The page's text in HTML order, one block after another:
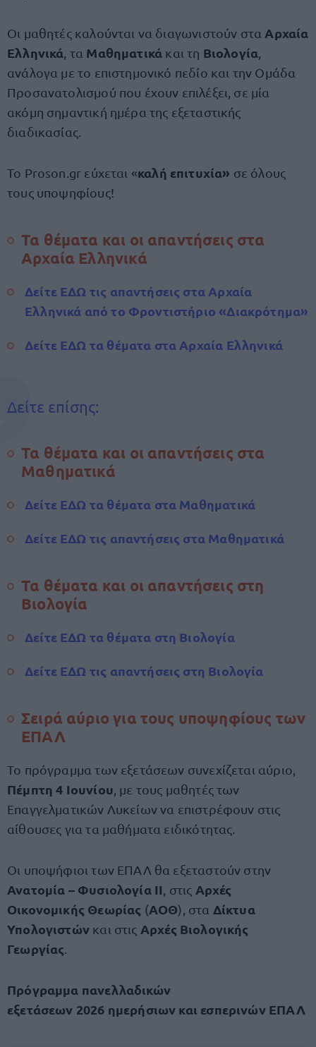
Οι μαθητές καλούνται να διαγωνιστούν στα Αρχαία
Ελληνικά , τα Μαθηματικά και τη Βιολογία
ανάλογα με το επιστημονικό πεδίο και την Ομάδα
Προσανατολισμού που έχουν επιλέξει, σε μία
ακόμη σημαντική ημέρα της εξεταστικής
διαδικασίας.
Το Proson.gr εύχεται «καλή επιτυχία» σε όλους
τους υποψηφίους!
Τα θέματα και οι απαντήσεις στα
Αρχαία Ελληνικά
Δείτε ΕΔΩ τις απαντήσεις στα Αρχαία
Ελληνικά από το Φροντιστήριο «Διακρότημα»
Δείτε ΕΔΩ τα θέματα στα Αρχαία Ελληνικά
Δείτε επίσης:
Τα θέματα και οι απαντήσεις στα
Μαθηματικά
Δείτε ΕΔΩ τα θέματα στα Μαθηματικά
Δείτε ΕΔΩ τις απαντήσεις στα Μαθηματικά
Τα θέματα και οι απαντήσεις στη
Βιολογία
Δείτε ΕΔΩ τα θέματα στη Βιολογία
Δείτε ΕΔΩ τις απαντήσεις στη Βιολογία
Σειρά αύριο για τους υποψηφίους των
ΕΠΑΛ
Το πρόγραμμα των εξετάσεων συνεχίζεται αύριο,
Πέμπτη 4 Ιουνίου , με τους μαθητές των
Επαγγελματικών Λυκείων να επιστρέφουν στις
αίθουσες για τα μαθήματα ειδικότητας.
Οι υποψήφιοι των ΕΠΑΛ θα εξεταστούν στην
Ανατομία – Φυσιολογία ΙΙ , στις Αρχές
Οικονομικής Θεωρίας (ΑΟΘ), στα Δίκτυα
Υπολογιστώνκαι στις Αρχές Βιολογικής
Γεωργίας
Πρόγραμμα πανελλαδικών
εξετάσεων 2026 ημερήσιων και εσπερινών ΕΠΑΛ